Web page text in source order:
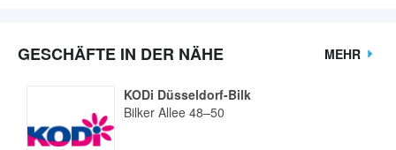
GESCHÄFTE IN DER NÄHE MEHR
KODi Düsseldorf-Bilk
Bilker Allee 48–50